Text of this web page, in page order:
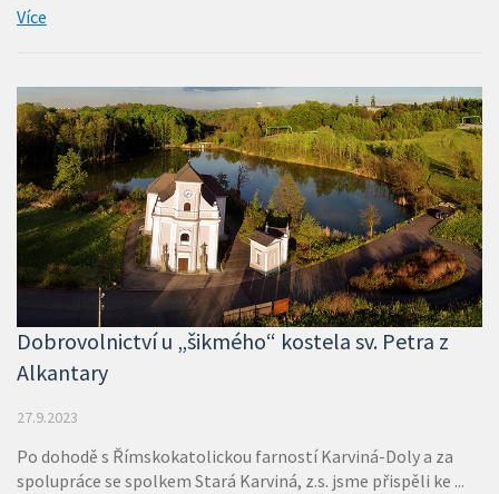
Více
Dobrovolnictví u „šikmého“ kostela sv. Petra z
Alkantary
27.9.2023
Po dohodě s Římskokatolickou farností Karviná-Doly a za
spolupráce se spolkem Stará Karviná, z.s. jsme přispěli ke ...